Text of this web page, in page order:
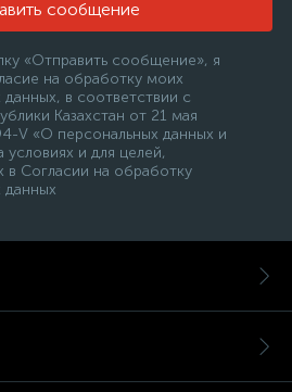
сообщение
«Отправить сообщение», я
на обработку моих
данных, в соответствии с
Казахстан от 21 мая
V «О персональных данных и
условиях и для целей,
в Согласии на обработку
данных